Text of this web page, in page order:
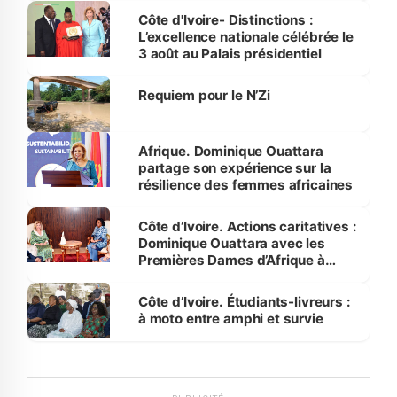
Bassam
Côte d'Ivoire- Distinctions :
L’excellence nationale célébrée le
3 août au Palais présidentiel
Requiem pour le N’Zi
Afrique. Dominique Ouattara
partage son expérience sur la
résilience des femmes africaines
Côte d’Ivoire. Actions caritatives :
Dominique Ouattara avec les
Premières Dames d’Afrique à
Côte d’Ivoire. Étudiants-livreurs :
à moto entre amphi et survie